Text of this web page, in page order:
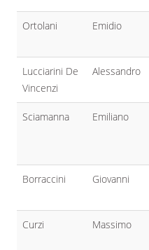
Ortolani Emidio
Lucciarini De
Vincenzi
Alessandro
Sciamanna Emiliano
Borraccini Giovanni
Curzi Massimo